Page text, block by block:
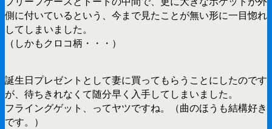
側に付いているという、今まで見たことが無い形に一目惚れ
してしまいました。
（しかもクロコ柄・・・）
誕生日プレゼントとして妻に買ってもらうことにしたのです
が、待ちきれなくて随分早く入手してしまいました。
フライングゲット、ってヤツですね。（曲のほうも結構好き
です。）